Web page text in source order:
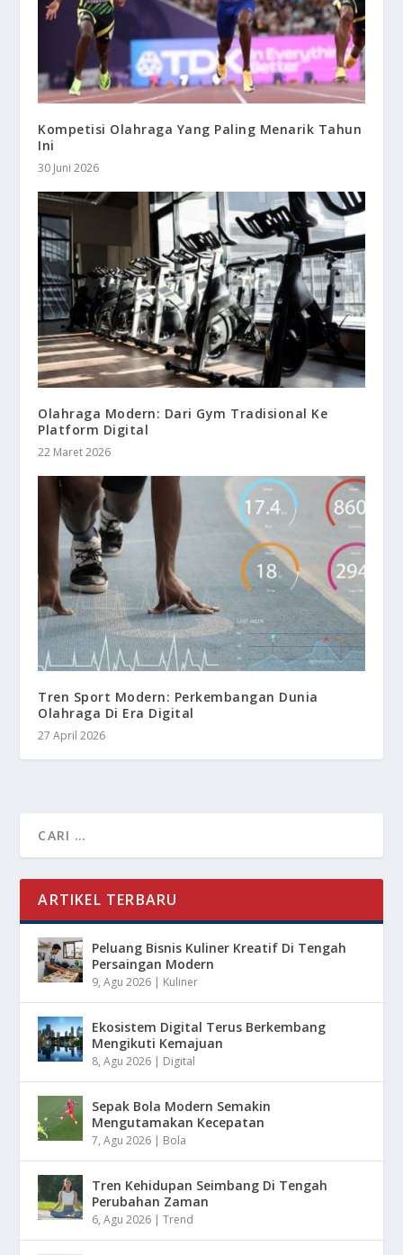
Kompetisi Olahraga Yang Paling Menarik Tahun
Ini
30 Juni 2026
Olahraga Modern: Dari Gym Tradisional Ke
Platform Digital
22 Maret 2026
Tren Sport Modern: Perkembangan Dunia
Olahraga Di Era Digital
27 April 2026
ARTIKEL TERBARU
Peluang Bisnis Kuliner Kreatif Di Tengah
Persaingan Modern
9, Agu 2026 | Kuliner
Ekosistem Digital Terus Berkembang
Mengikuti Kemajuan
8, Agu 2026 | Digital
Sepak Bola Modern Semakin
Mengutamakan Kecepatan
7, Agu 2026 | Bola
Tren Kehidupan Seimbang Di Tengah
Perubahan Zaman
6, Agu 2026 |Trend